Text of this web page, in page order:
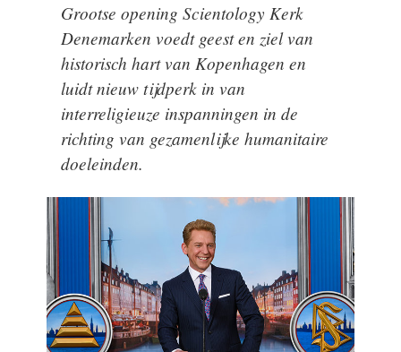
Grootse opening Scientology Kerk
Denemarken voedt geest en ziel van
historisch hart van Kopenhagen en
luidt nieuw tijdperk in van
interreligieuze inspanningen in de
richting van gezamenlijke humanitaire
doeleinden.